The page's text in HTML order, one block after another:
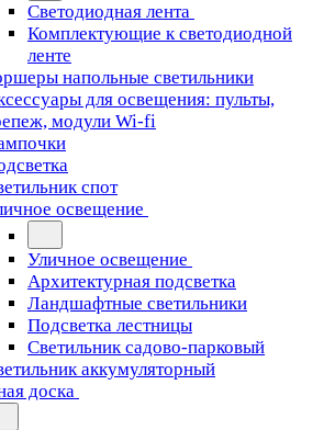
Светодиодная лента
Комплектующие к светодиодной
ленте
напольные светильники
для освещения: пульты,
модули Wi-fi
спот
освещение
Уличное освещение
Архитектурная подсветка
Ландшафтные светильники
Подсветка лестницы
Светильник садово-парковый
аккумуляторный
доска